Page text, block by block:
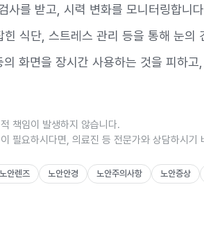
사를 받고, 시력 변화를 모니터링합니
식단, 스트레스 관리 등을 통해 눈의
화면을 장시간 사용하는 것을 피하고
책임이 발생하지 않습니다.
필요하시다면, 의료진 등 전문가와 상담하시기
노안렌즈 노안안경 노안주의사항 노안증상